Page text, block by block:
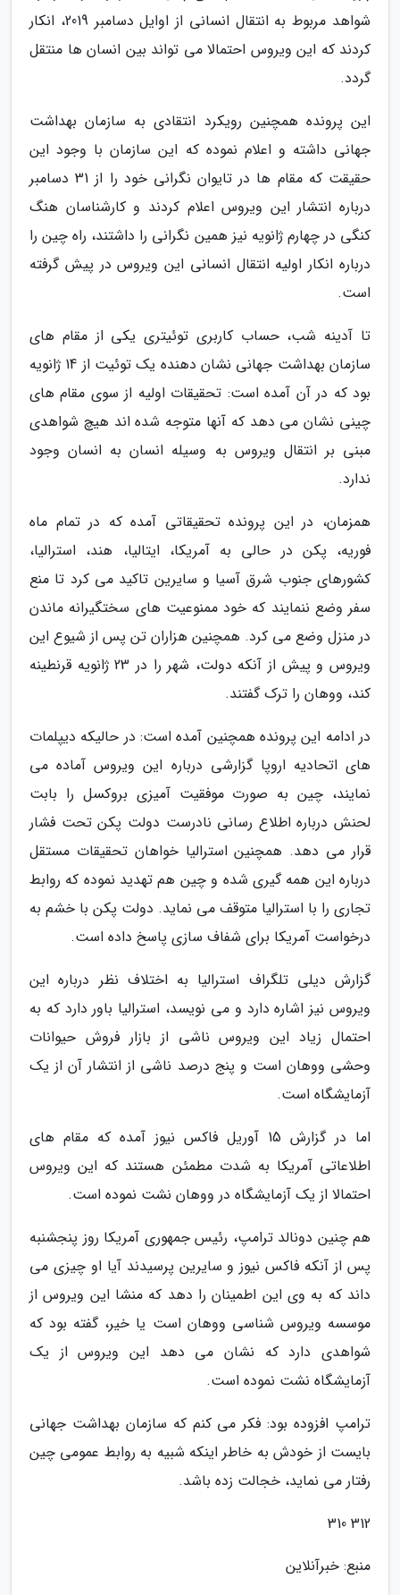
شواهد مربوط به انتقال انسانی از اوایل دسامبر 2019، انکار
کردند که این ویروس احتمالا می تواند بین انسان ها منتقل
گردد.
این پرونده همچنین رویکرد انتقادی به سازمان بهداشت
جهانی داشته و اعلام نموده که این سازمان با وجود این
حقیقت که مقام ها در تایوان نگرانی خود را از 31 دسامبر
درباره انتشار این ویروس اعلام کردند و کارشناسان هنگ
کنگی در چهارم ژانویه نیز همین نگرانی را داشتند، راه چین را
درباره انکار اولیه انتقال انسانی این ویروس در پیش گرفته
است.
تا آدینه شب، حساب کاربری توئیتری یکی از مقام های
سازمان بهداشت جهانی نشان دهنده یک توئیت از 14 ژانویه
بود که در آن آمده است: تحقیقات اولیه از سوی مقام های
چینی نشان می دهد که آنها متوجه شده اند هیچ شواهدی
مبنی بر انتقال ویروس به وسیله انسان به انسان وجود
ندارد.
همزمان، در این پرونده تحقیقاتی آمده که در تمام ماه
فوریه، پکن در حالی به آمریکا، ایتالیا، هند، استرالیا،
کشورهای جنوب شرق آسیا و سایرین تاکید می کرد تا منع
سفر وضع ننمایند که خود ممنوعیت های سختگیرانه ماندن
در منزل وضع می کرد. همچنین هزاران تن پس از شیوع این
ویروس و پیش از آنکه دولت، شهر را در 23 ژانویه قرنطینه
کند، ووهان را ترک گفتند.
در ادامه این پرونده همچنین آمده است: در حالیکه دیپلمات
های اتحادیه اروپا گزارشی درباره این ویروس آماده می
نمایند، چین به صورت موفقیت آمیزی بروکسل را بابت
لحنش درباره اطلاع رسانی نادرست دولت پکن تحت فشار
قرار می دهد. همچنین استرالیا خواهان تحقیقات مستقل
درباره این همه گیری شده و چین هم تهدید نموده که روابط
تجاری را با استرالیا متوقف می نماید. دولت پکن با خشم به
درخواست آمریکا برای شفاف سازی پاسخ داده است.
گزارش دیلی تلگراف استرالیا به اختلاف نظر درباره این
ویروس نیز اشاره دارد و می نویسد، استرالیا باور دارد که به
احتمال زیاد این ویروس ناشی از بازار فروش حیوانات
وحشی ووهان است و پنج درصد ناشی از انتشار آن از یک
آزمایشگاه است.
اما در گزارش 15 آوریل فاکس نیوز آمده که مقام های
اطلاعاتی آمریکا به شدت مطمئن هستند که این ویروس
احتمالا از یک آزمایشگاه در ووهان نشت نموده است.
هم چنین دونالد ترامپ، رئیس جمهوری آمریکا روز پنجشنبه
پس از آنکه فاکس نیوز و سایرین پرسیدند آیا او چیزی می
داند که به وی این اطمینان را دهد که منشا این ویروس از
موسسه ویروس شناسی ووهان است یا خیر، گفته بود که
شواهدی دارد که نشان می دهد این ویروس از یک
آزمایشگاه نشت نموده است.
ترامپ افزوده بود: فکر می کنم که سازمان بهداشت جهانی
بایست از خودش به خاطر اینکه شبیه به روابط عمومی چین
رفتار می نماید، خجالت زده باشد.
312 310
منبع: خبرآنلاین